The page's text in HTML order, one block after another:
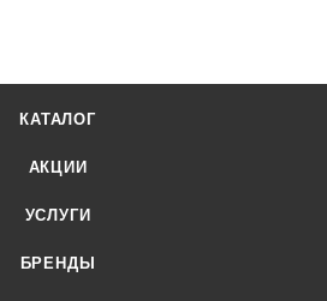
КАТАЛОГ
АКЦИИ
УСЛУГИ
БРЕНДЫ